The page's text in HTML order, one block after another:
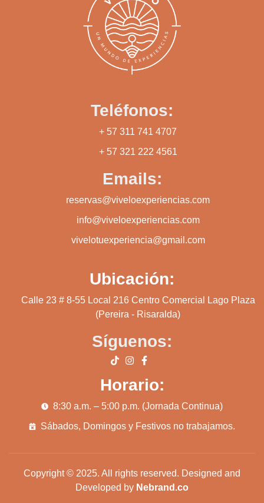
Teléfonos:
+ 57 311 741 4707
+ 57 321 222 4561
Emails:
reservas@viveloexperiencias.com
info@viveloexperiencias.com
vivelotuexperiencia@gmail.com
Ubicación:
Calle 23 # 8-55 Local 216 Centro Comercial Lago Plaza
(Pereira - Risaralda)
Síguenos:
Horario:
8:30 a.m. – 5:00 p.m. (Jornada Continua)
Sábados, Domingos y Festivos no trabajamos.
Copyright © 2025. All rights reserved. Designed and
Developed by Nebrand.co